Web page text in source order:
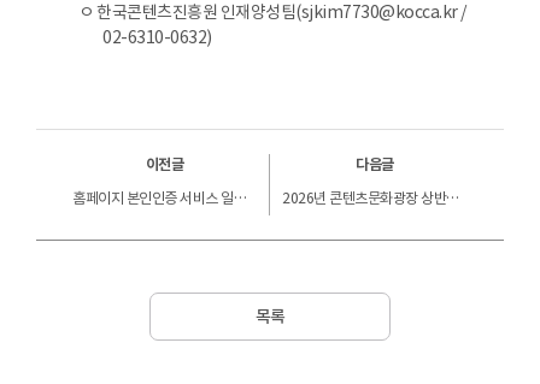
ㅇ 한국콘텐츠진흥원 인재양성팀(sjkim7730@kocca.kr /
02-6310-0632)
이전글
홈페이지 본인인증 서비스 일시중단 안내
다음글
2026년 콘텐츠문화광장 상반기 대관 안내
목록